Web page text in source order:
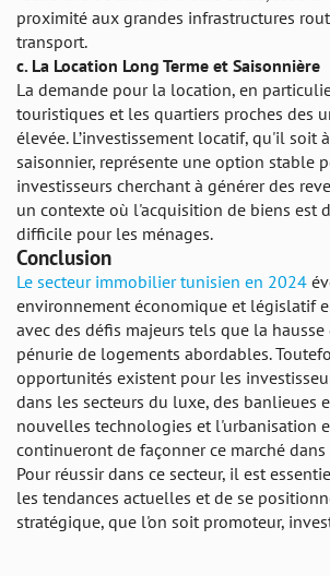
proximité aux grandes infrastructures
transport.
c. La Location Long Terme et Saisonnière
La demande pour la location, en
touristiques et les quartiers proches des
élevée. L’investissement locatif, qu'il soit
saisonnier, représente une option stable
investisseurs cherchant à générer des
un contexte où l'acquisition de biens est
difficile pour les ménages.
Conclusion
Le secteur immobilier tunisien en 2024
environnement économique et législatif
avec des défis majeurs tels que la
pénurie de logements abordables.
opportunités existent pour les
dans les secteurs du luxe, des banlieues
nouvelles technologies et l'urbanisation
continueront de façonner ce marché dans
Pour réussir dans ce secteur, il est
les tendances actuelles et de se
stratégique, que l'on soit promoteur,